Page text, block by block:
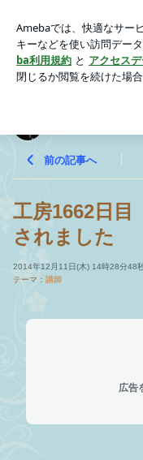
房すくすく日記
アプリをダウンロード
ょう。
前の記事へ
工房1662日
されました
2014年12月11日(木) 14時28分48
テーマ： 講師
広告